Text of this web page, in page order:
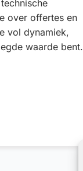
over offertes en
vol dynamiek,
waarde bent.